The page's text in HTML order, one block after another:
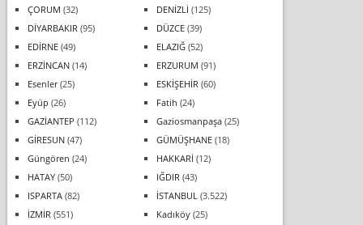
ÇORUM (32) DENİZLİ (125)
DİYARBAKIR (95) DÜZCE(39)
EDİRNE(49) ELAZIĞ(52)
ERZİNCAN(14) ERZURUM (91)
Esenler(25) ESKİŞEHİR (60)
Eyüp (26) Fatih (24)
GAZİANTEP (112) Gaziosmanpaşa(25)
GİRESUN(47) GÜMÜŞHANE(18)
Güngören (24) HAKKARİ (12)
HATAY(50) IĞDIR (43)
ISPARTA(82) İSTANBUL (3.522)
İZMİR (551) Kadıköy(25)